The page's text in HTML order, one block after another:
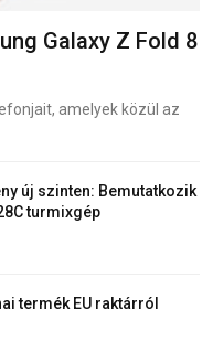
Galaxy Z Fold 8
amelyek közül az
új szinten: Bemutatkozik
turmixgép
termék EU raktárról